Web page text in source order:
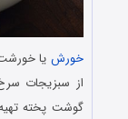
خورش یا
از سبزیجات
گوشت پخته